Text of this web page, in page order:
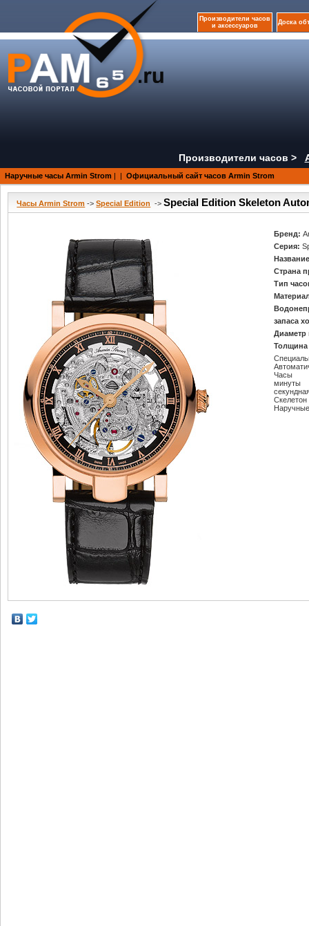
Производители часов
и аксессуаров
Доска
Производители часов >
Наручные часы Armin Strom | | Официальный сайт часов Armin Strom
Часы Armin Strom ->Special Edition ->Special Edition Skeleton
Бренд:
Серия:
Страна
Тип
запаса
Диаметр
Часы
минуты
Скелетон